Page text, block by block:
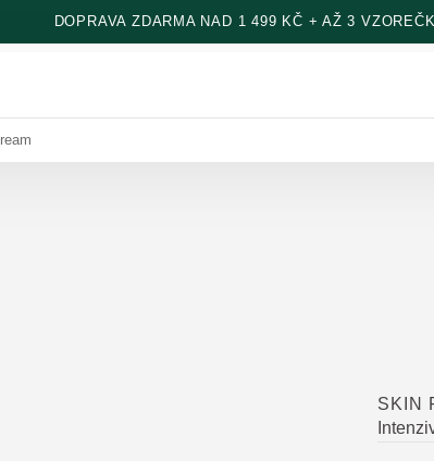
DOPRAVA ZDARMA NAD 1 499 KČ + AŽ 3
SKIN